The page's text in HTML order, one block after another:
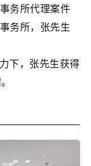
务所代理案件
务所，张先生
下，张先生获得